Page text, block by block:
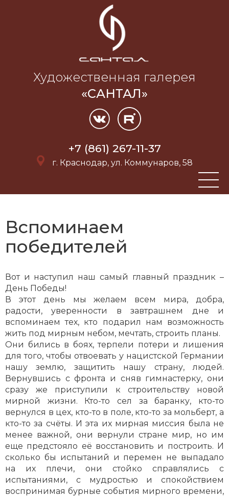
Художественная галерея
«САНТАЛ»
+7 (861) 267-11-37
г. Краснодар, ул. Коммунаров, 58
Вспоминаем
победителей
Вот и наступил наш самый главный праздник –
День Победы!
В этот день мы желаем всем мира, добра,
радости, уверенности в завтрашнем дне и
вспоминаем тех, кто подарил нам возможность
жить под мирным небом, мечтать, строить планы.
Они бились в боях, терпели потери и лишения
для того, чтобы отвоевать у нацистской Германии
нашу землю, защитить нашу страну, людей.
Вернувшись с фронта и сняв гимнастерку, они
сразу же приступили к строительству новой
мирной жизни. Кто-то сел за баранку, кто-то
вернулся в цех, кто-то в поле, кто-то за мольберт, а
кто-то за счёты. И эта их мирная миссия была не
менее важной, они вернули стране мир, но им
еще предстояло её восстановить и построить. И
сколько бы испытаний и перемен не выпадало
на их плечи, они стойко справлялись с
испытаниями, с мудростью и спокойствием
воспринимая бурные события мирного времени,